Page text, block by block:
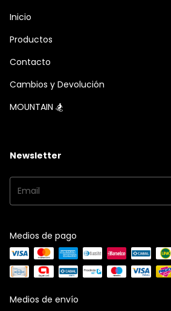
Inicio
Productos
Contacto
Cambios y Devolución
MOUNTAIN 🏂
Newsletter
Medios de pago
Medios de envío